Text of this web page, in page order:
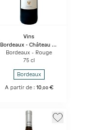
Vins
Bordeaux - Château La
Borie
Bordeaux - Rouge
75 cl
Bordeaux
A partir de : 10 00 €